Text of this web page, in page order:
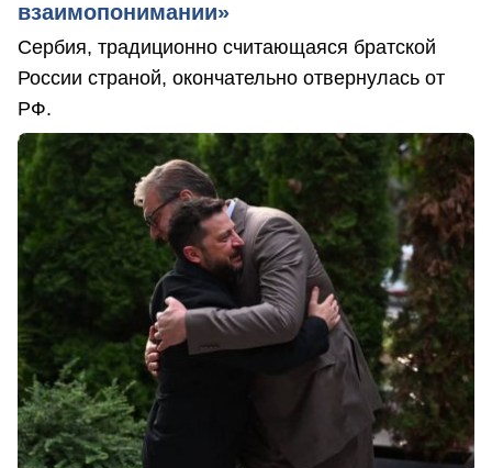
взаимопонимании»
Сербия, традиционно считающаяся братской
России страной, окончательно отвернулась от
РФ.